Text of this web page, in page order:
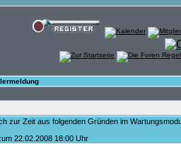
zur Zeit aus folgenden Gründen im
22.02.2008 18:00 Uhr